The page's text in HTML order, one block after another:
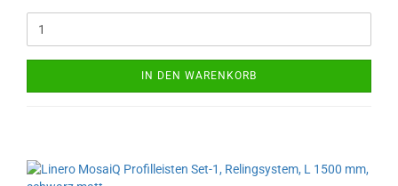
IN DEN WARENKORB